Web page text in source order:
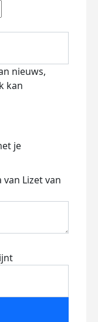
nieuws,
kan
je
Lizet van